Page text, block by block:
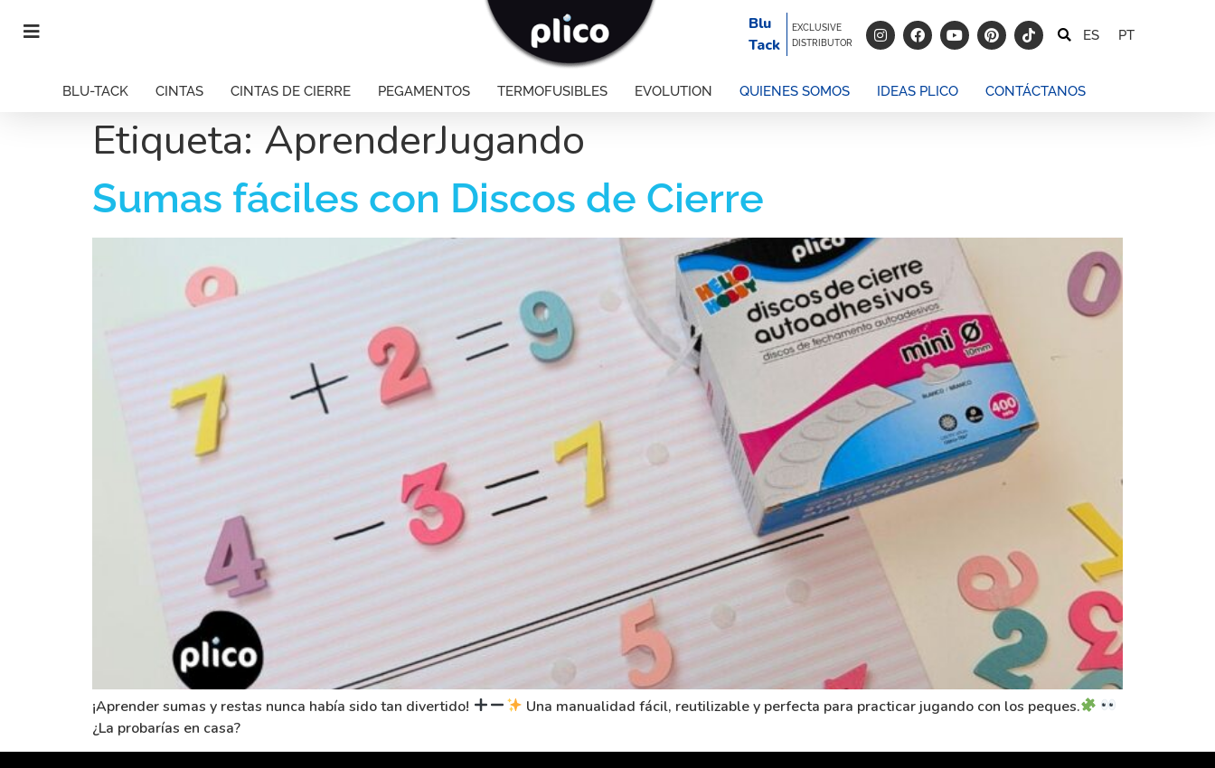
Blu
Tack
EXCLUSIVE
DISTRIBUTOR
ES PT
BLU-TACK CINTAS CINTAS DE CIERRE PEGAMENTOS TERMOFUSIBLES EVOLUTION QUIENES SOMOS IDEAS PLICO CONTÁCTANOS
Etiqueta: AprenderJugando
Sumas fáciles con Discos de Cierre
¡Aprender sumas y restas nunca había sido tan divertido!
Una manualidad fácil, reutilizable y perfecta para practicar jugando con los peques.
¿La probarías en casa?